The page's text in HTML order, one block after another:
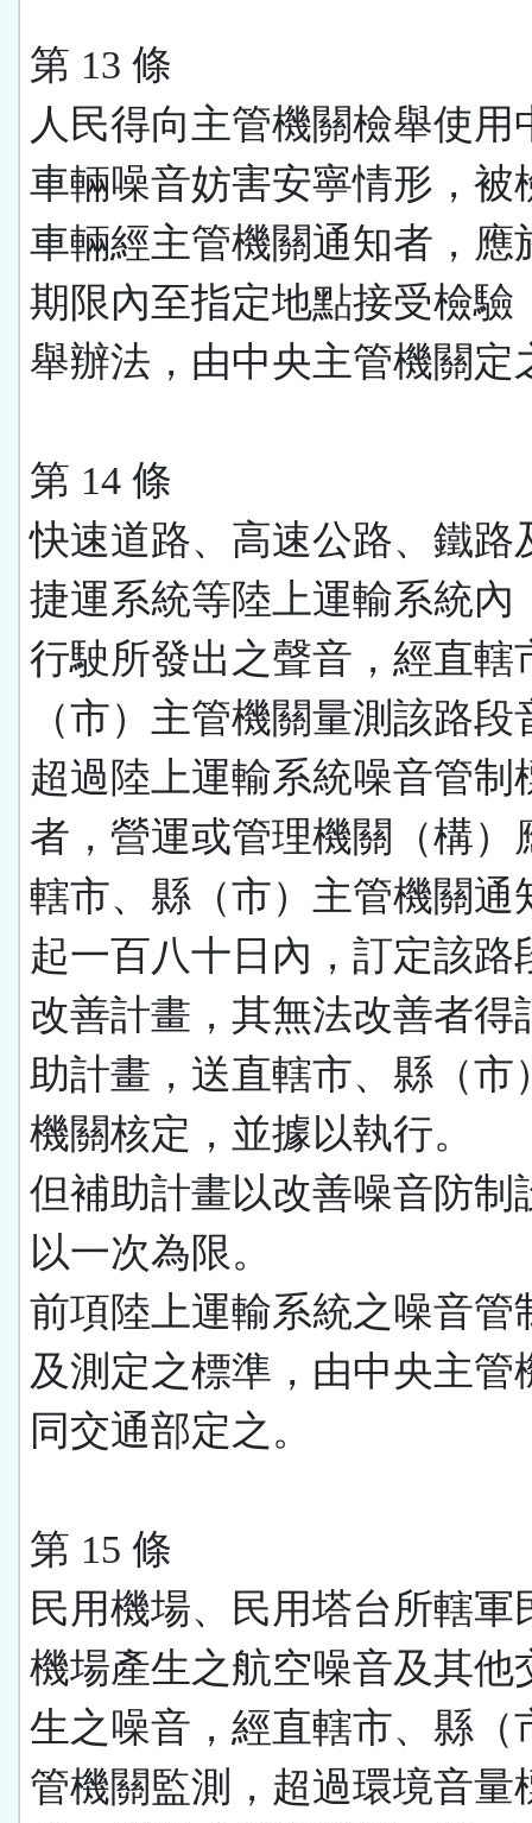
第 13 條
人民得向主管機關檢舉使用
車輛噪音妨害安寧情形，被
車輛經主管機關通知者，應
期限內至指定地點接受檢驗
舉辦法，由中央主管機關定
第 14 條
快速道路、高速公路、鐵路
捷運系統等陸上運輸系統內
行駛所發出之聲音，經直轄
（市）主管機關量測該路段
超過陸上運輸系統噪音管制
者，營運或管理機關（構）
轄市、縣（市）主管機關通
起一百八十日內，訂定該路
改善計畫，其無法改善者得
助計畫，送直轄市、縣（市
機關核定，並據以執行。
但補助計畫以改善噪音防制
以一次為限。
前項陸上運輸系統之噪音管
及測定之標準，由中央主管
同交通部定之。
第 15 條
民用機場、民用塔台所轄軍
機場產生之航空噪音及其他
生之噪音，經直轄市、縣（
管機關監測，超過環境音量